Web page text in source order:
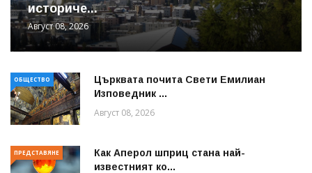
историче...
Август 08, 2026
ОБЩЕСТВО
Църквата почита Свeти Емилиан
Изповедник ...
Август 08, 2026
ПРЕДСТАВЯНЕ
Как Аперол шприц стана най-
известният ко...